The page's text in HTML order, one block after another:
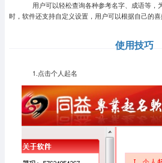
用户可以轻松查询各种参考名字、成语等，
时，软件还支持自定义设置，用户可以根据自己的喜
使用技巧
1.点击个人起名